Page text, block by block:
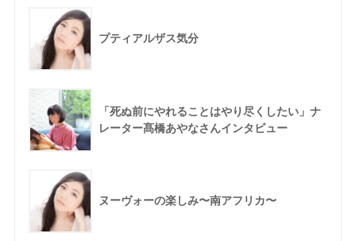
プティアルザス気分
「死ぬ前にやれることはやり尽くしたい」ナ
レーター髙橋あやなさんインタビュー
ヌーヴォーの楽しみ〜南アフリカ〜